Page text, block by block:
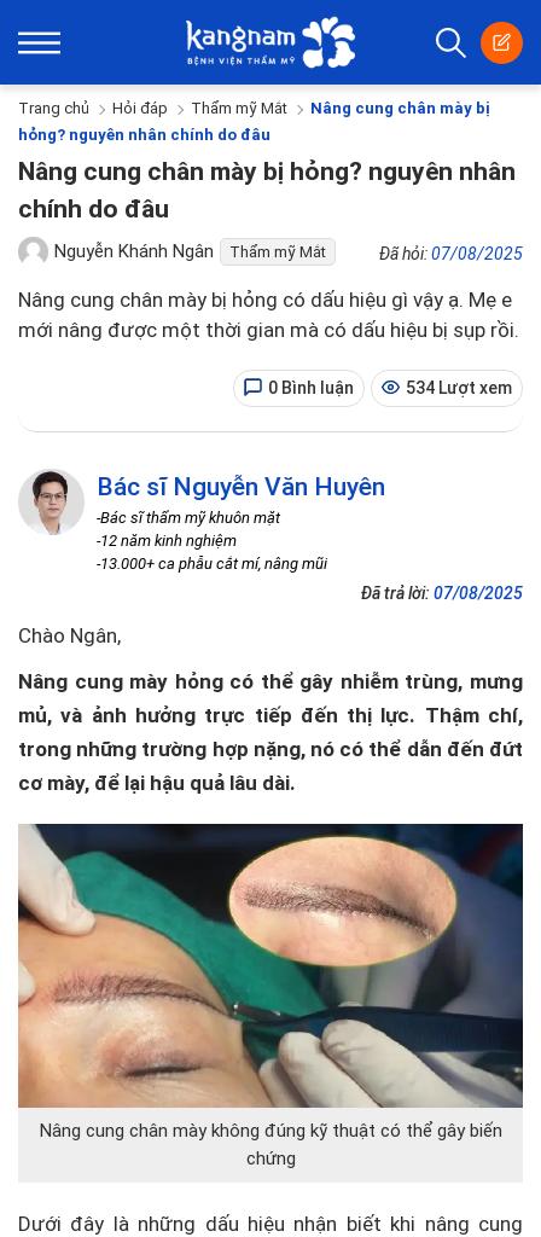
Trang chủ Hỏi đáp Thẩm mỹ Mắt
Nâng cung chân mày bị
hỏng? nguyên nhân chính do đâu
Nâng cung chân mày bị hỏng? nguyên nhân
chính do đâu
Nguyễn Khánh Ngân Thẩm mỹ Mắt Đã hỏi:07/08/2025
Nâng cung chân mày bị hỏng có dấu hiệu gì vậy ạ. Mẹ e
mới nâng được một thời gian mà có dấu hiệu bị sụp rồi.
0 Bình luận 534 Lượt xem
Bác sĩ Nguyễn Văn Huyên
-Bác sĩ thẩm mỹ khuôn mặt
-12 năm kinh nghiệm
-13.000+ ca phẫu cắt mí, nâng mũi
Đã trả lời: 07/08/2025
Chào Ngân,
Nâng cung mày hỏng có thể gây nhiễm trùng, mưng
mủ, và ảnh hưởng trực tiếp đến thị lực. Thậm chí,
trong những trường hợp nặng, nó có thể dẫn đến đứt
cơ mày, để lại hậu quả lâu dài.
Nâng cung chân mày không đúng kỹ thuật có thể gây biến
chứng
Dưới đây là những dấu hiệu nhận biết khi nâng cung